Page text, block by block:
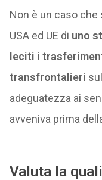
Non è un caso
USA ed UE di uno
leciti i
transfrontalieri
adeguatezza ai
avveniva prima
Valuta la